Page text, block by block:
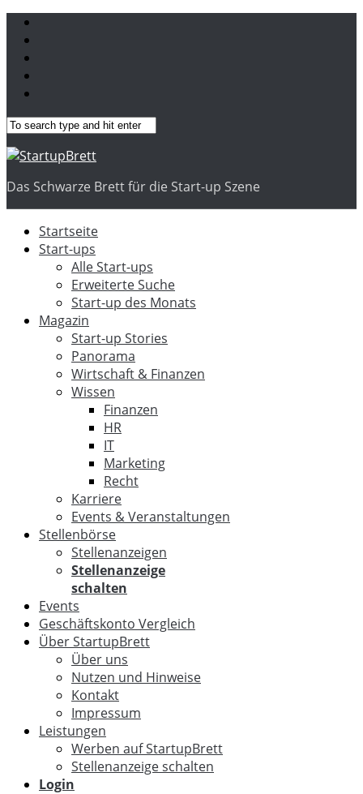
Das Schwarze Brett für die Start-up Szene
Startseite
Start-ups
Alle Start-ups
Erweiterte Suche
Start-up des Monats
Magazin
Start-up Stories
Panorama
Wirtschaft & Finanzen
Wissen
Finanzen
HR
IT
Marketing
Recht
Karriere
Events & Veranstaltungen
Stellenbörse
Stellenanzeigen
Stellenanzeige
schalten
Events
Geschäftskonto Vergleich
Über StartupBrett
Über uns
Nutzen und Hinweise
Kontakt
Impressum
Leistungen
Werben auf StartupBrett
Stellenanzeige schalten
Login